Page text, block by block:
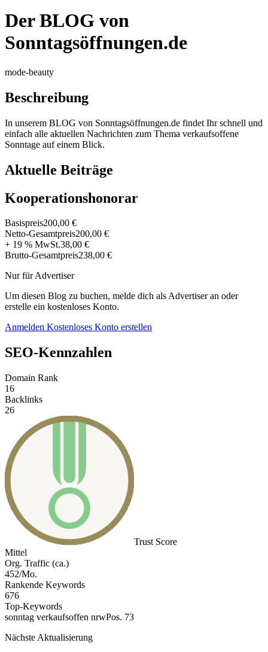
Der BLOG von
Sonntagsöffnungen.de
mode-beauty
Beschreibung
In unserem BLOG von Sonntagsöffnungen.de findet Ihr schnell und
einfach alle aktuellen Nachrichten zum Thema verkaufsoffene
Sonntage auf einem Blick.
Aktuelle Beiträge
Kooperationshonorar
Basispreis200,00 €
Netto-Gesamtpreis200,00 €
+ 19 % MwSt.38,00 €
Brutto-Gesamtpreis238,00 €
Nur für Advertiser
Um diesen Blog zu buchen, melde dich als Advertiser an oder
erstelle ein kostenloses Konto.
Anmelden Kostenloses Konto erstellen
SEO-Kennzahlen
Domain Rank
16
Backlinks
26
Trust Score
Mittel
Org. Traffic (ca.)
452/Mo.
Rankende Keywords
676
Top-Keywords
sonntag verkaufsoffen nrwPos. 73
Nächste Aktualisierung